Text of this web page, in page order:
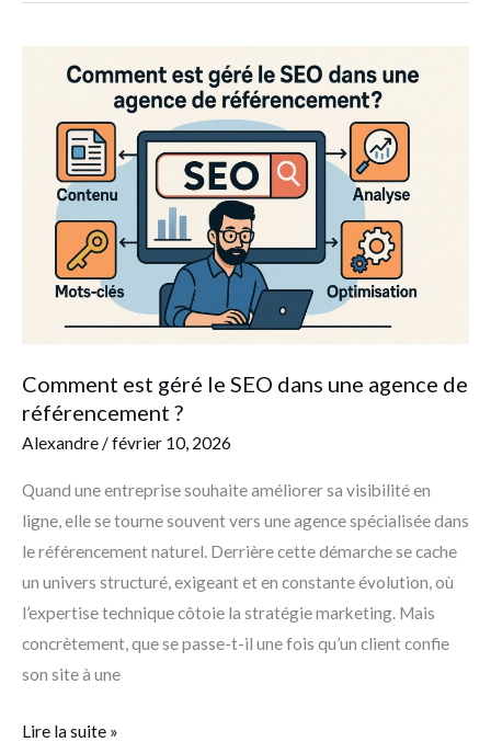
Comment est géré le SEO dans une agence de
référencement ?
Alexandre/février 10, 2026
Quand une entreprise souhaite améliorer sa visibilité en
ligne, elle se tourne souvent vers une agence spécialisée dans
le référencement naturel. Derrière cette démarche se cache
un univers structuré, exigeant et en constante évolution, où
l’expertise technique côtoie la stratégie marketing. Mais
concrètement, que se passe-t-il une fois qu’un client confie
son site à une
agence
Lire la suite »